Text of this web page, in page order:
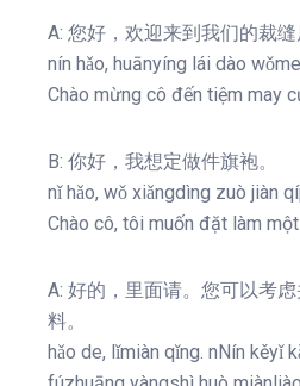
A: 您好，欢迎来到我们的裁缝
nín hǎo, huānyíng lái dào
Chào mừng cô đến tiệm may
B: 你好，我想定做件旗袍。
nǐ hǎo, wǒ xiǎngdìng zuò jiàn
Chào cô, tôi muốn đặt làm
A: 好的，里面请。您可以考
料。
hǎo de, lǐmiàn qǐng. nNín kěyǐ